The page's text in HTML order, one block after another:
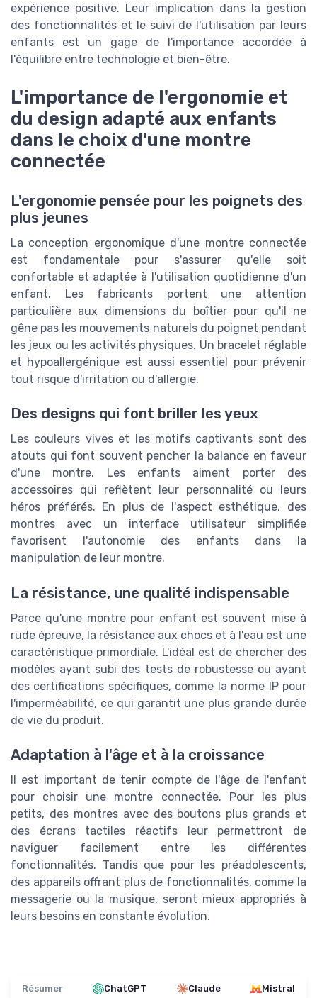
expérience positive. Leur implication dans la gestion
des fonctionnalités et le suivi de l'utilisation par leurs
enfants est un gage de l'importance accordée à
l'équilibre entre technologie et bien-être.
L'importance de l'ergonomie et
du design adapté aux enfants
dans le choix d'une montre
connectée
L'ergonomie pensée pour les poignets des
plus jeunes
La conception ergonomique d'une montre connectée
est fondamentale pour s'assurer qu'elle soit
confortable et adaptée à l'utilisation quotidienne d'un
enfant. Les fabricants portent une attention
particulière aux dimensions du boîtier pour qu'il ne
gêne pas les mouvements naturels du poignet pendant
les jeux ou les activités physiques. Un bracelet réglable
et hypoallergénique est aussi essentiel pour prévenir
tout risque d'irritation ou d'allergie.
Des designs qui font briller les yeux
Les couleurs vives et les motifs captivants sont des
atouts qui font souvent pencher la balance en faveur
d'une montre. Les enfants aiment porter des
accessoires qui reflètent leur personnalité ou leurs
héros préférés. En plus de l'aspect esthétique, des
montres avec un interface utilisateur simplifiée
favorisent l'autonomie des enfants dans la
manipulation de leur montre.
La résistance, une qualité indispensable
Parce qu'une montre pour enfant est souvent mise à
rude épreuve, la résistance aux chocs et à l'eau est une
caractéristique primordiale. L'idéal est de chercher des
modèles ayant subi des tests de robustesse ou ayant
des certifications spécifiques, comme la norme IP pour
l'imperméabilité, ce qui garantit une plus grande durée
de vie du produit.
Adaptation à l'âge et à la croissance
Il est important de tenir compte de l'âge de l'enfant
pour choisir une montre connectée. Pour les plus
petits, des montres avec des boutons plus grands et
des écrans tactiles réactifs leur permettront de
naviguer facilement entre les différentes
fonctionnalités. Tandis que pour les préadolescents,
des appareils offrant plus de fonctionnalités, comme la
messagerie ou la musique, seront mieux appropriés à
leurs besoins en constante évolution.
Résumer ChatGPT Claude Mistral